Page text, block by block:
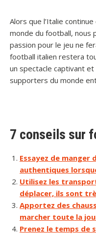
Alors que l’Italie
monde du football, nous
passion pour le jeu ne
football italien restera
un spectacle captivant
supporters du monde
7 conseils sur
Essayez de manger
authentiques
Utilisez les
déplacer, ils sont
Apportez des
marcher toute la
Prenez le temps de